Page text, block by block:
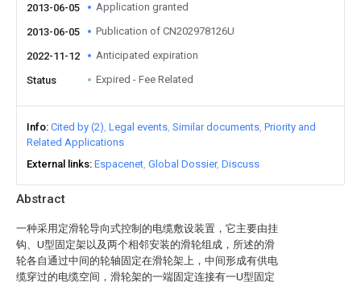
Abstract
一种采用定滑轮导向式控制的电缆敷设装置，它主要由挂
钩、U型固定架以及两个相邻安装的滑轮组成，所述的滑
轮各自通过中间的轮轴固定在滑轮架上，中间形成有供电
缆穿过的电缆空间，滑轮架的一端固定连接有一U型固定
2013-06-05 Application granted
2013-06-05 Publication of CN202978126U
2022-11-12 Anticipated expiration
Status Expired - Fee Related
Info Cited by (2) Legal events Similar documents Priority and
Related Applications
External links Espacenet Global Dossier Discuss